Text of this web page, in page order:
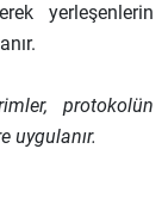
yerleşenlerin
protokolün
uygulanır.